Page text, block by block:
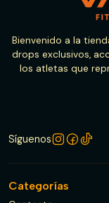
Bienvenido a la
drops exclusivos,
los atletas que
Síguenos
Categorías